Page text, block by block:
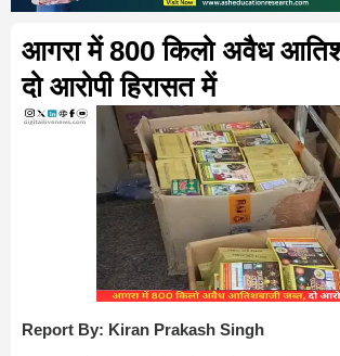
आगरा में 800 किलो अवैध
दो आरोपी हिरासत में
Report By: Kiran Prakash Singh